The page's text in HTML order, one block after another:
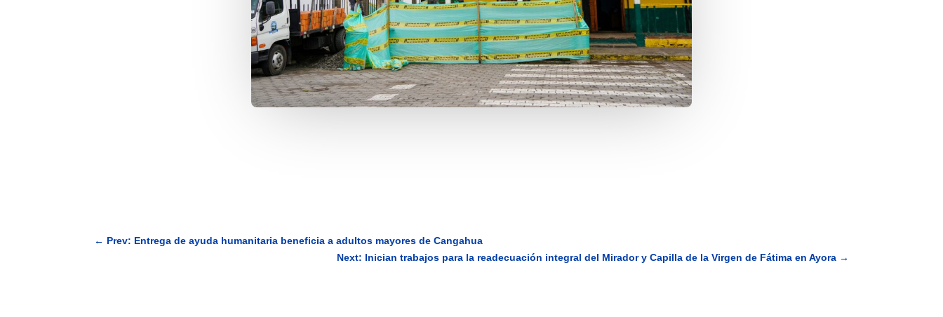
← Prev: Entrega de ayuda humanitaria beneficia a adultos mayores de Cangahua
Next: Inician trabajos para la readecuación integral del Mirador y Capilla de la Virgen de Fátima en Ayora→